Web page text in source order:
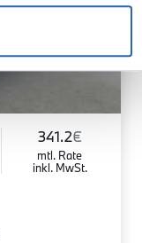
341.2€
mtl. Rate
inkl. MwSt.